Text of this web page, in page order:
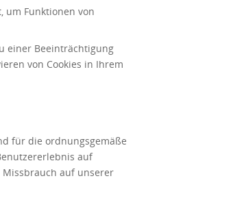
um Funktionen von
einer Beeinträchtigung
von Cookies in Ihrem
für die ordnungsgemäße
auf
Missbrauch auf unserer